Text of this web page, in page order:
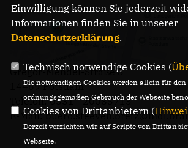
Gregor-Mendel-Straße 3
14469 Potsdam
Telefon: 0331 - 20085713
E-Mail:
Einwilligung können Sie jederzeit
Informationen finden Sie in unserer
Datenschutzerklärung.
Technisch notwendige Cookies (
Die notwendigen Cookies werden allein für den
ordnungsgemäßen Gebrauch der Webseite
Cookies von Drittanbietern (
Derzeit verzichten wir auf Scripte von
Webseite.